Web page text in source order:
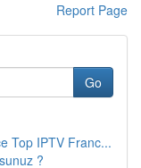
Report Page
Go
Top IPTV Franc...
?